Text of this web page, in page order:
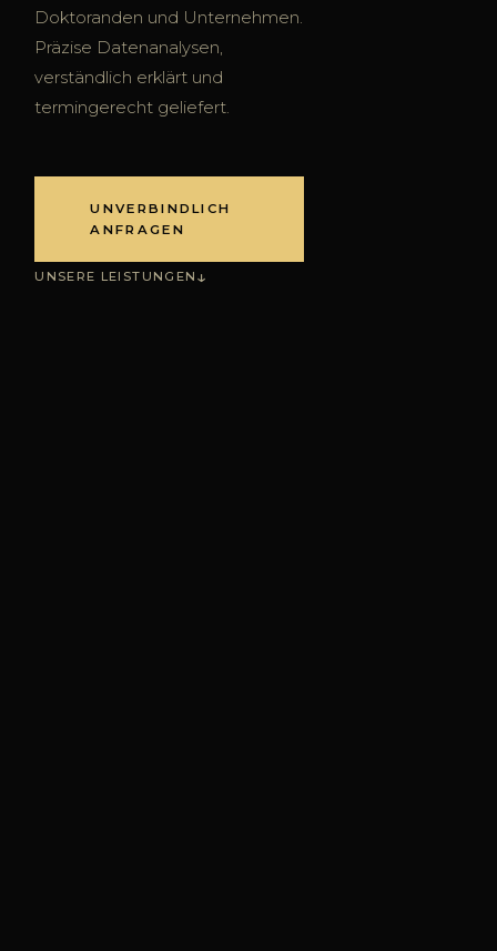
Doktoranden und Unternehmen.
Präzise Datenanalysen,
verständlich erklärt und
termingerecht geliefert.
UNVERBINDLICH
ANFRAGEN
UNSERE LEISTUNGEN